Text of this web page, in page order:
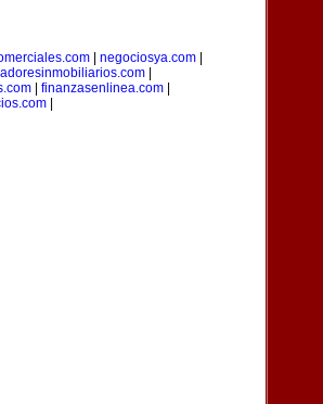
negociosya.com
| finanzasenlinea.com|